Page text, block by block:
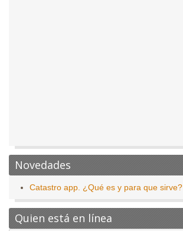
Novedades
Catastro app. ¿Qué es y para que sirve?
Quien está en línea